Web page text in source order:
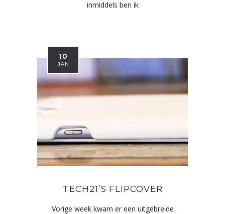
inmiddels ben ik
10
JAN
TECH21’S FLIPCOVER
Vorige week kwam er een uitgebreide